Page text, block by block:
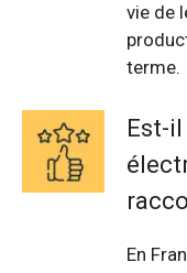
vie de
terme.
Est-
En